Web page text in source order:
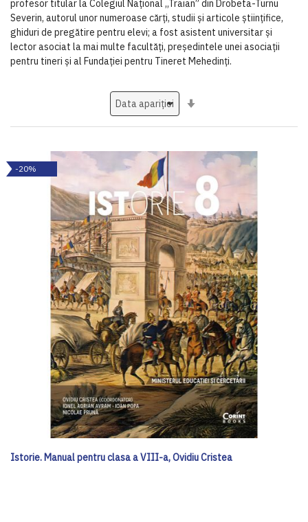
profesor titular la Colegiul Naţional ,,Traian” din Drobeta-Turnu
Severin, autorul unor numeroase cărți, studii și articole științifice,
ghiduri de pregătire pentru elevi; a fost asistent universitar și
lector asociat la mai multe facultăți, președintele unei asociații
pentru tineri și al Fundației pentru Tineret Mehedinți.
-20%
Istorie. Manual pentru clasa a VIII-a, Ovidiu Cristea